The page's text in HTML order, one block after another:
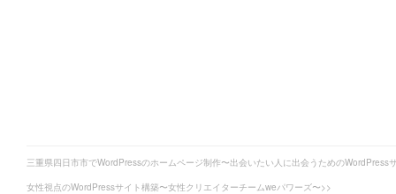
三重県四日市市でWordPressのホームページ制作〜出会いたい人に出会うためのWordPress
女性視点のWordPressサイト構築〜女性クリエイターチームweパワーズ〜>>